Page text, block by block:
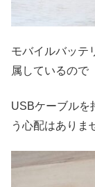
モバイルバッテ
属しているので
USBケーブルを
う心配はありま